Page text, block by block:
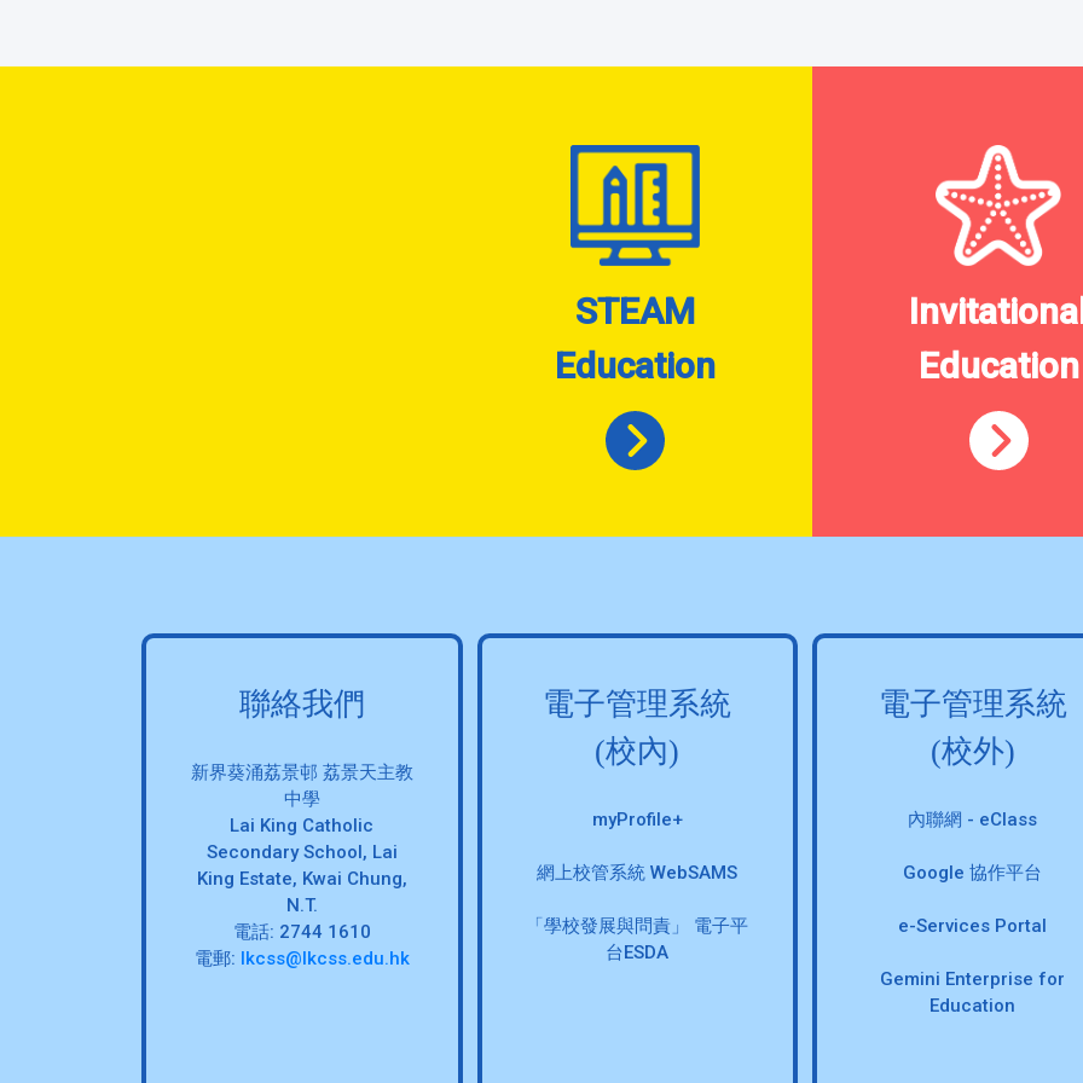
STEAM
Education
Education
聯絡我們
新界葵涌荔景邨 荔景天主教
中學
Lai King Catholic
Secondary School, Lai
King Estate, Kwai Chung,
N.T.
電話: 2744 1610
電郵: lkcss@lkcss.edu.hk
電子管理系統
(校內)
myProfile+
網上校管系統 WebSAMS
「學校發展與問責」 電子平
台ESDA
電子管理系統
(校外)
內聯網 - eClass
Google 協作平台
e-Services Portal
Gemini Enterprise for
Education